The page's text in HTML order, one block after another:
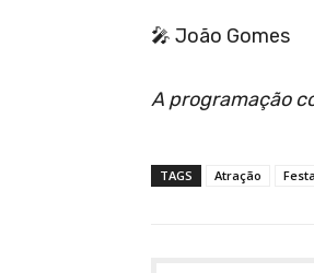
🎤 João Gomes
A programação
TAGS Atração